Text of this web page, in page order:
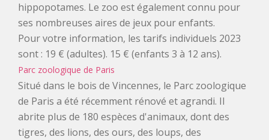
hippopotames. Le zoo est également connu pour
ses nombreuses aires de jeux pour enfants.
Pour votre information, les tarifs individuels 2023
sont : 19 € (adultes). 15 € (enfants 3 à 12 ans).
Parc zoologique de Paris
Situé dans le bois de Vincennes, le Parc zoologique
de Paris a été récemment rénové et agrandi. Il
abrite plus de 180 espèces d'animaux, dont des
tigres, des lions, des ours, des loups, des